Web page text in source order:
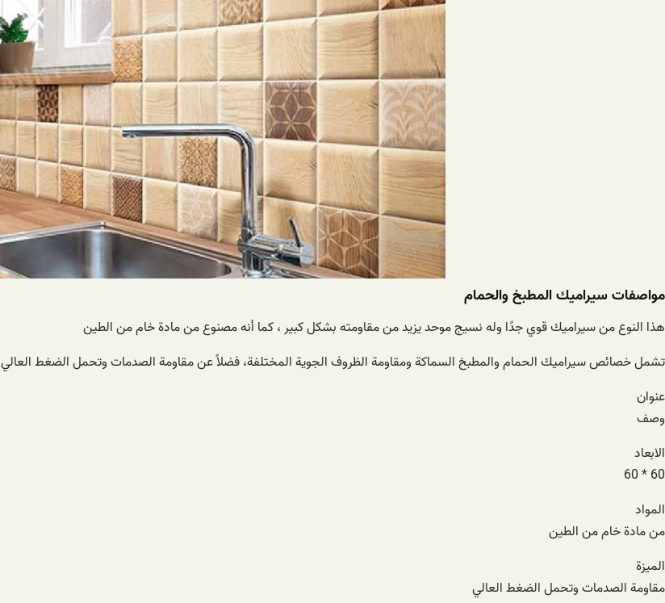
مواصفات سيراميك المطبخ والحمام
هذا النوع من سيراميك قوي جدًا وله نسيج موحد يزيد من مقاومته بشكل كبير ، كما أنه مصنوع من مادة خام من الطين
تشمل خصائص سيراميك الحمام والمطبخ السماكة ومقاومة الظروف الجوية المختلفة، فضلاً عن مقاومة الصدمات وتحمل الضغط العالي
عنوان
وصف
الابعاد
60 * 60
المواد
من مادة خام من الطين
الميزة
مقاومة الصدمات وتحمل الضغط العالي